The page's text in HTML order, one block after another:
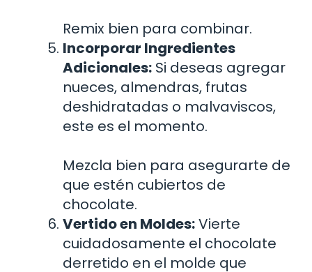
Remix bien para combinar.
Incorporar Ingredientes
Adicionales: Si deseas agregar
nueces, almendras, frutas
deshidratadas o malvaviscos,
este es el momento.
Mezcla bien para asegurarte de
que estén cubiertos de
chocolate.
Vertido en Moldes:Vierte
cuidadosamente el chocolate
derretido en el molde que